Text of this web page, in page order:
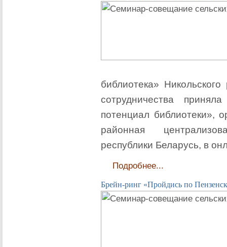
библиотека»
сотрудничества
потенциал библиотеки»,
районная
республики Беларусь, в
Подробнее...
Брейн-ринг «Пройдись по